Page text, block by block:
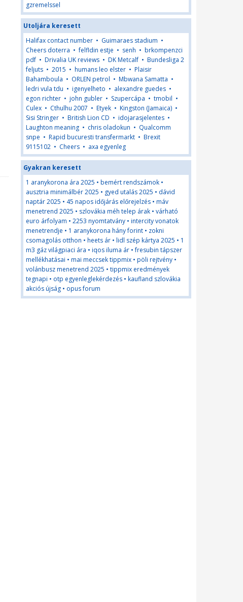
gzremelssel
Utoljára keresett
Halifax contact number • Guimaraes stadium •
Cheers doterra •felfldin estje • senh • brkompenzci
pdf • Drivalia UK reviews • DK Metcalf • Bundesliga 2
feljuts • 2015 • humans leo elster • Plaisir
Bahamboula • ORLEN petrol • Mbwana Samatta •
ledri vula tdu • igenyelheto • alexandre guedes •
egon richter • john gubler • Szupercápa • tmobil •
Culex • Cthulhu 2007 • Etyek • Kingston (Jamaica) •
Sisi Stringer • British Lion CD • idojarasjelentes •
Laughton meaning • chris oladokun • Qualcomm
snpe • Rapid bucuresti transfermarkt • Brexit
9115102 • Cheers • axa egyenleg
Gyakran keresett
1 aranykorona ára 2025 • bemért rendszámok •
ausztria minimálbér 2025 • gyed utalás 2025 • dávid
naptár 2025 • 45 napos időjárás előrejelzés • máv
menetrend 2025 • szlovákia méh telep árak • várható
euro árfolyam • 2253 nyomtatvány • intercity vonatok
menetrendje • 1 aranykorona hány forint • zokni
csomagolás otthon • heets ár • lidl szép kártya 2025 • 1
m3 gáz világpiaci ára • iqos iluma ár •fresubin tápszer
mellékhatásai • mai meccsek tippmix • pöli rejtvény •
volánbusz menetrend 2025 • tippmix eredmények
tegnapi • otp egyenleglekérdezés • kaufland szlovákia
akciós újság • opus forum